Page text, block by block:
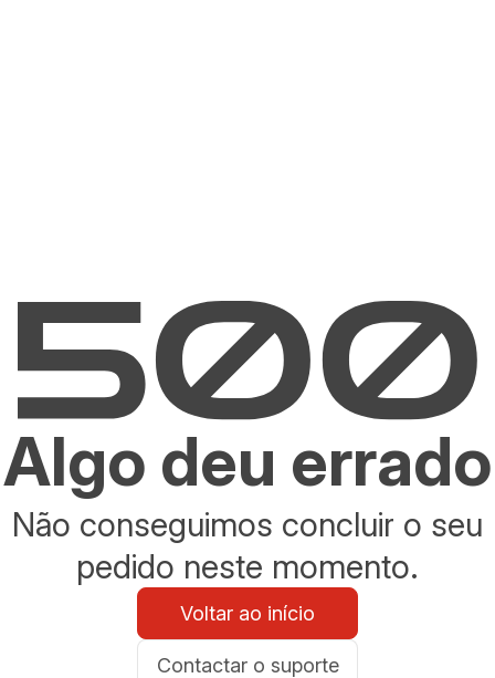
Algo deu errado
Não conseguimos concluir o seu
pedido neste momento.
Voltar ao início
Contactar o suporte